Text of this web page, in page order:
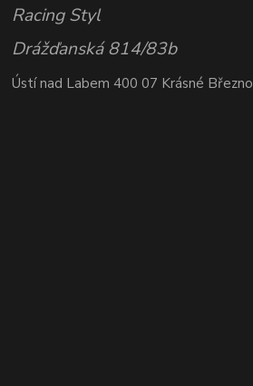
Racing Styl
Drážďanská 814/83b
Ústí nad Labem 400 07 Krásné Březno